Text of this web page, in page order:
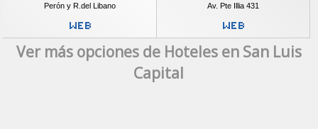
Perón y R.del Libano Av. Pte Illia 431
Ver más opciones de Hoteles en San Luis
Capital